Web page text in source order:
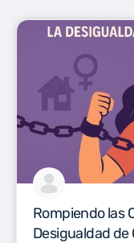
Rompiendo las
Desigualdad